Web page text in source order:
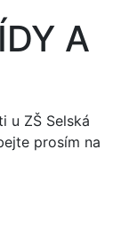
A
u ZŠ Selská
prosím na